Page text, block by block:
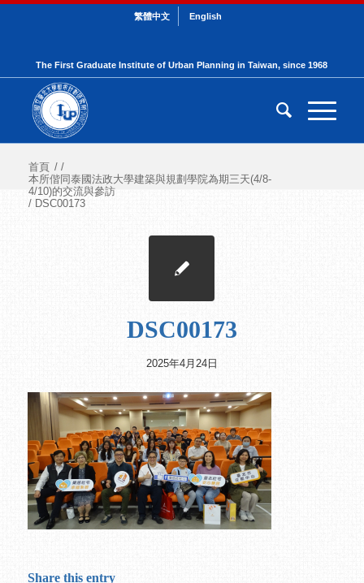
繁體中文 English
The First Graduate Institute of Urban Planning in Taiwan, since 1968
首頁 / /
本所偕同泰國法政大學建築與規劃學院為期三天(4/8-
4/10)的交流與參訪
/ DSC00173
DSC00173
2025年4月24日
Share this entry